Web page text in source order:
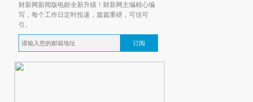
财新网新闻版电邮全新升级！财新网主编精心编
写，每个工作日定时投递，篇篇重磅，可信可
引。
订阅